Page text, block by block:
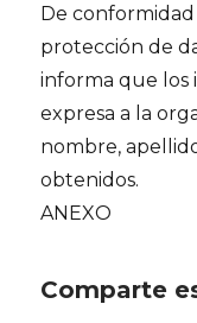
De
protección de
informa que los
expresa a la
nombre,
obtenidos.
ANEXO
Comparte